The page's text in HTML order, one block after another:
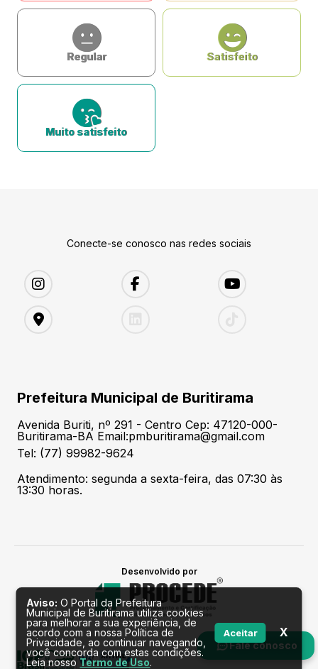
Fale conosco
Regular Satisfeito
Muito satisfeito
Conecte-se conosco nas redes sociais
Prefeitura Municipal de Buritirama
Avenida Buriti, nº 291 - Centro Cep: 47120-000-
Buritirama-BA Email:pmburitirama@gmail.com
Tel: (77) 99982-9624
Atendimento: segunda a sexta-feira, das 07:30 às
13:30 horas.
Desenvolvido por
Aviso: O Portal da Prefeitura
Municipal de Buritirama utiliza cookies
para melhorar a sua experiência, de
acordo com a nossa Política de
Privacidade, ao continuar navegando,
você concorda com estas condições.
Leia nossoTermo de Uso.
Aceitar X